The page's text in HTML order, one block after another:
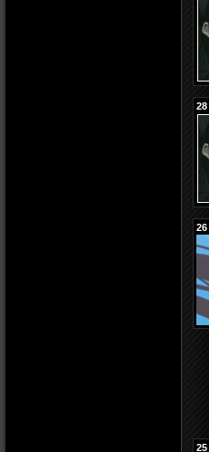
28
26
25